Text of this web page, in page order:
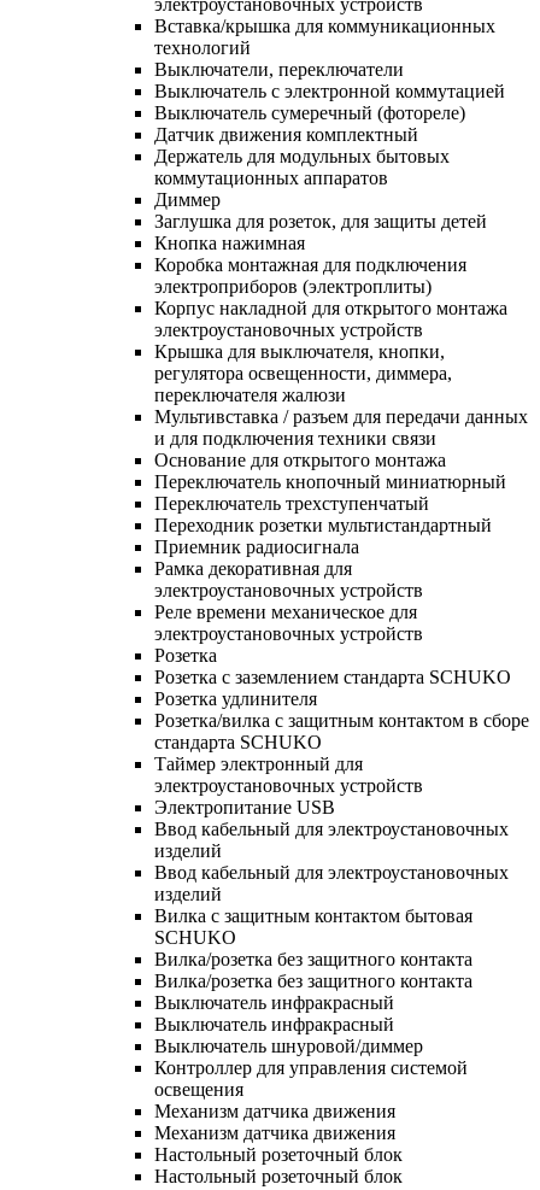
Вставка/крышка для коммуникационных
технологий
Выключатели, переключатели
Выключатель с электронной коммутацией
Выключатель сумеречный (фотореле)
Датчик движения комплектный
Держатель для модульных бытовых
коммутационных аппаратов
Диммер
Заглушка для розеток, для защиты детей
Кнопка нажимная
Коробка монтажная для подключения
электроприборов (электроплиты)
Корпус накладной для открытого монтажа
электроустановочных устройств
Крышка для выключателя, кнопки,
регулятора освещенности, диммера,
переключателя жалюзи
Мультивставка / разъем для передачи данных
и для подключения техники связи
Основание для открытого монтажа
Переключатель кнопочный миниатюрный
Переключатель трехступенчатый
Переходник розетки мультистандартный
Приемник радиосигнала
Рамка декоративная для
электроустановочных устройств
Реле времени механическое для
электроустановочных устройств
Розетка
Розетка с заземлением стандарта SCHUKO
Розетка удлинителя
Розетка/вилка с защитным контактом в сборе
стандарта SCHUKO
Таймер электронный для
электроустановочных устройств
Электропитание USB
Ввод кабельный для электроустановочных
изделий
Ввод кабельный для электроустановочных
изделий
Вилка с защитным контактом бытовая
SCHUKO
Вилка/розетка без защитного контакта
Вилка/розетка без защитного контакта
Выключатель инфракрасный
Выключатель инфракрасный
Выключатель шнуровой/диммер
Контроллер для управления системой
освещения
Механизм датчика движения
Механизм датчика движения
Настольный розеточный блок
Настольный розеточный блок